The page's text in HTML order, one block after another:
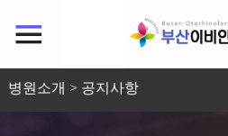
병원소개 > 공지사항